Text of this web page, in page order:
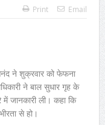
Print Email
ने शुक्रवार को फेफना
ने बाल सुधार गृह के
जानकारी ली। कहा कि
से हो।